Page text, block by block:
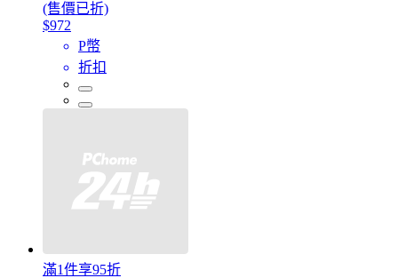
(售價已折)
$972
P幣
折扣
滿1件享95折